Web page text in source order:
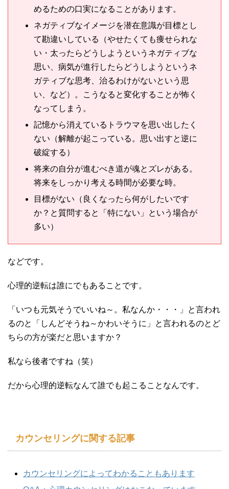
めるための口実になることがあります。
ネガティブなイメージを潜在意識が目標とし
て勘違いしている（やせたくても痩せられな
い・太ったらどうしようというネガティブな
思い、病気が進行したらどうしようというネ
ガティブな思考、治るわけがないという思
い、など）。こうなると変化することが怖く
なってしまう。
記憶から消えているトラウマを思い出したく
ない（解離が起こっている。思い出すと逆に
破綻する）
将来の自分が進むべき道が魂とズレがある。
将来をしっかり考える時間が必要な時。
目標がない（良くなったら何がしたいです
か？と質問すると「特にない」という場合が
多い）
などです。
心理的逆転は誰にでもあることです。
「いつも元気そうでいいね～。私なんか・・・」と言われ
るのと「しんどそうね～かわいそうに」と言われるのとど
ちらの方が楽だと思いますか？
私なら後者ですね（笑）
だから心理的逆転なんて誰でも起こることなんです。
カウンセリングに関する記事
カウンセリングによってわかることもあります